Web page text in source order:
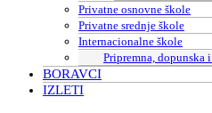
Privatne osnovne škole
Privatne srednje škole
Internacionalne škole
Pripremna, dopunska
BORAVCI
IZLETI